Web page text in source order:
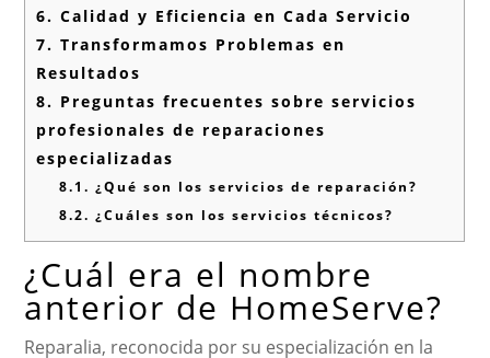
6. Calidad y Eficiencia en Cada Servicio
7. Transformamos Problemas en
Resultados
8. Preguntas frecuentes sobre servicios
profesionales de reparaciones
especializadas
8.1. ¿Qué son los servicios de reparación?
8.2. ¿Cuáles son los servicios técnicos?
¿Cuál era el nombre
anterior de HomeServe?
Reparalia, reconocida por su especialización en la